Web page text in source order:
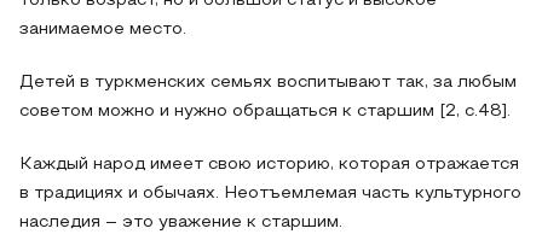
занимаемое место.
Детей в туркменских семьях воспитывают так, за любым
советом можно и нужно обращаться к старшим [2, c.48].
Каждый народ имеет свою историю, которая отражается
в традициях и обычаях. Неотъемлемая часть культурного
наследия – это уважение к старшим.